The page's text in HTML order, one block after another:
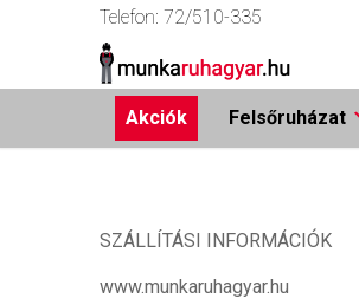
Telefon: 72/510-335
Akciók Felsőruházat
SZÁLLÍTÁSI INFORMÁCIÓK
www.munkaruhagyar.hu